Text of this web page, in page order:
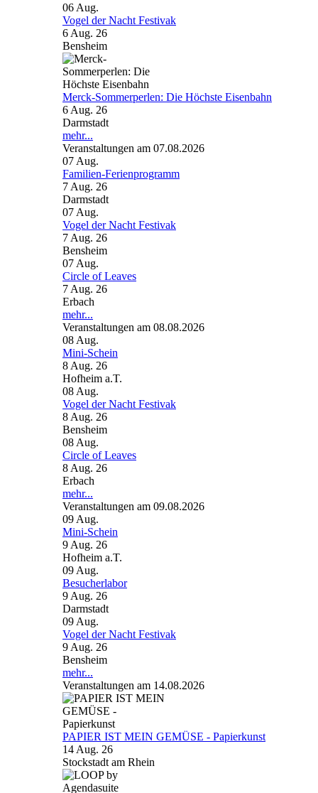
06 Aug.
Vogel der Nacht Festivak
6 Aug. 26
Bensheim
Merck-Sommerperlen: Die Höchste Eisenbahn
6 Aug. 26
Darmstadt
mehr...
Veranstaltungen am 07.08.2026
07 Aug.
Familien-Ferienprogramm
7 Aug. 26
Darmstadt
07 Aug.
Vogel der Nacht Festivak
7 Aug. 26
Bensheim
07 Aug.
Circle of Leaves
7 Aug. 26
Erbach
mehr...
Veranstaltungen am 08.08.2026
08 Aug.
Mini-Schein
8 Aug. 26
Hofheim a.T.
08 Aug.
Vogel der Nacht Festivak
8 Aug. 26
Bensheim
08 Aug.
Circle of Leaves
8 Aug. 26
Erbach
mehr...
Veranstaltungen am 09.08.2026
09 Aug.
Mini-Schein
9 Aug. 26
Hofheim a.T.
09 Aug.
Besucherlabor
9 Aug. 26
Darmstadt
09 Aug.
Vogel der Nacht Festivak
9 Aug. 26
Bensheim
mehr...
Veranstaltungen am 14.08.2026
PAPIER IST MEIN GEMÜSE - Papierkunst
14 Aug. 26
Stockstadt am Rhein